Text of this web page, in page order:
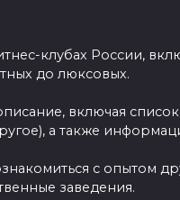
клубах России,
до люксовых.
включая
а также
с опытом
заведения.